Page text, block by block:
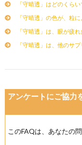
「守晴透」はどのくら
「守晴透」の色が、粒
「守晴透」は、眼が疲
「守晴透」は、他のサ
アンケートにご協
このFAQは、あなたの